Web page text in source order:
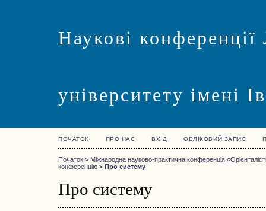
Наукові конференції
університету імені
ПОЧАТОК ПРО НАС ВХІД ОБЛІКОВИЙ ЗАПИС
Початок > Міжнародна науково-практична конференція
конференцію > Про систему
Про систему